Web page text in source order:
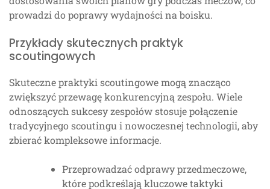
prowadzi do poprawy wydajności na boisku.
Przykłady skutecznych praktyk
scoutingowych
Skuteczne praktyki scoutingowe mogą znacząco
zwiększyć przewagę konkurencyjną zespołu. Wiele
odnoszących sukcesy zespołów stosuje połączenie
tradycyjnego scoutingu i nowoczesnej technologii, aby
zbierać kompleksowe informacje.
Przeprowadzać odprawy przedmeczowe,
które podkreślają kluczowe taktyki